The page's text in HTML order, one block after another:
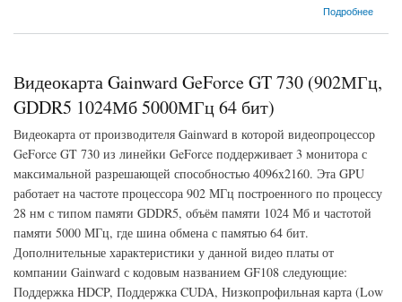
Подробнее
о Видеокарта Palit GeForce GT 730 (902МГц, GDDR5 1024Мб 5000МГц 64 бит)
Видеокарта Gainward GeForce GT 730 (902МГц,
GDDR5 1024Мб 5000МГц 64 бит)
Видеокарта от производителя Gainward в которой видеопроцессор
GeForce GT 730 из линейки GeForce поддерживает 3 монитора с
максимальной разрешающей способностью 4096x2160. Эта GPU
работает на частоте процессора 902 МГц построенного по процессу
28 нм с типом памяти GDDR5, объём памяти 1024 Мб и частотой
памяти 5000 МГц, где шина обмена с памятью 64 бит.
Дополнительные характеристики у данной видео платы от
компании Gainward с кодовым названием GF108 следующие:
Поддержка HDCP, Поддержка CUDA, Низкопрофильная карта (Low